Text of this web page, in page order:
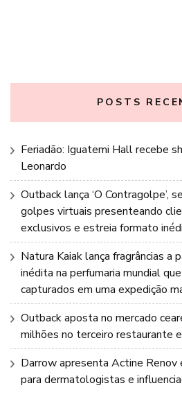
POSTS
Feriadão: Iguatemi Hall recebe
Leonardo
Outback lança ‘O Contragolpe’,
golpes virtuais presenteando
exclusivos e estreia formato
Natura Kaiak lança fragrâncias a
inédita na perfumaria mundial
capturados em uma expedição
Outback aposta no mercado
milhões no terceiro restaurante
Darrow apresenta Actine
para dermatologistas e